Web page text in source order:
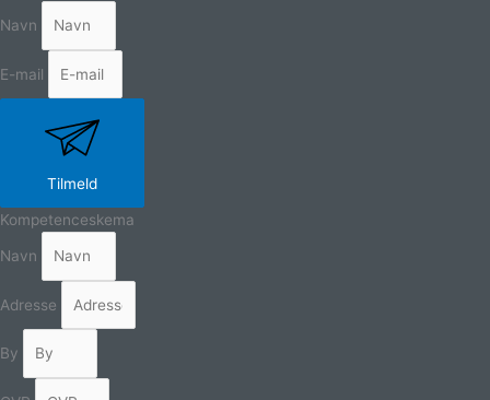
Navn
E-mail
Tilmeld
Kompetenceskema
Navn
Adresse
By